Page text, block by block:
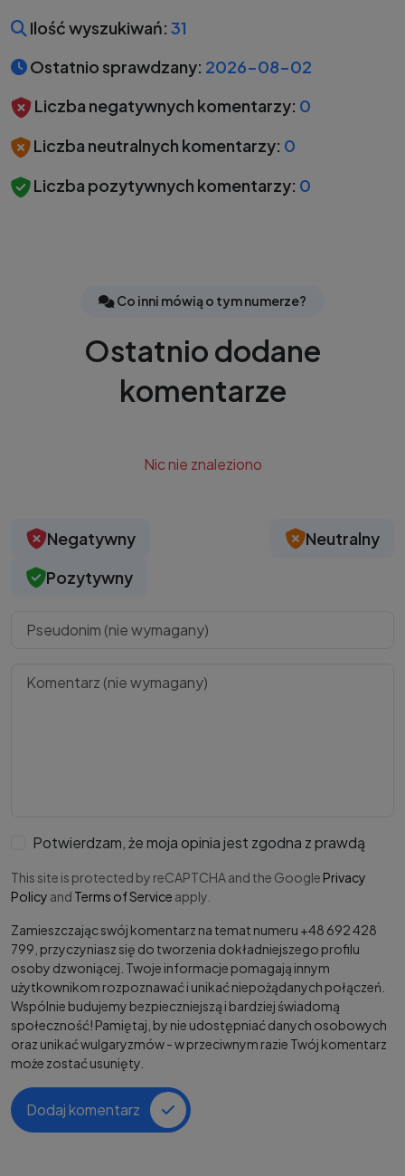
Ilość wyszukiwań: 31
Ostatnio sprawdzany: 2026-08-02
Liczba negatywnych komentarzy: 0
Liczba neutralnych komentarzy: 0
Liczba pozytywnych komentarzy: 0
Co inni mówią o tym numerze?
Ostatnio dodane
komentarze
Nic nie znaleziono
Negatywny
Neutralny
Pozytywny
Potwierdzam, że moja opinia jest zgodna z prawdą
This site is protected by reCAPTCHA and the Google Privacy
Policy and Terms of Service apply.
Zamieszczając swój komentarz na temat numeru +48 692 428
799, przyczyniasz się do tworzenia dokładniejszego profilu
osoby dzwoniącej. Twoje informacje pomagają innym
użytkownikom rozpoznawać i unikać niepożądanych połączeń.
Wspólnie budujemy bezpieczniejszą i bardziej świadomą
społeczność! Pamiętaj, by nie udostępniać danych osobowych
oraz unikać wulgaryzmów - w przeciwnym razie Twój komentarz
może zostać usunięty.
Dodaj komentarz